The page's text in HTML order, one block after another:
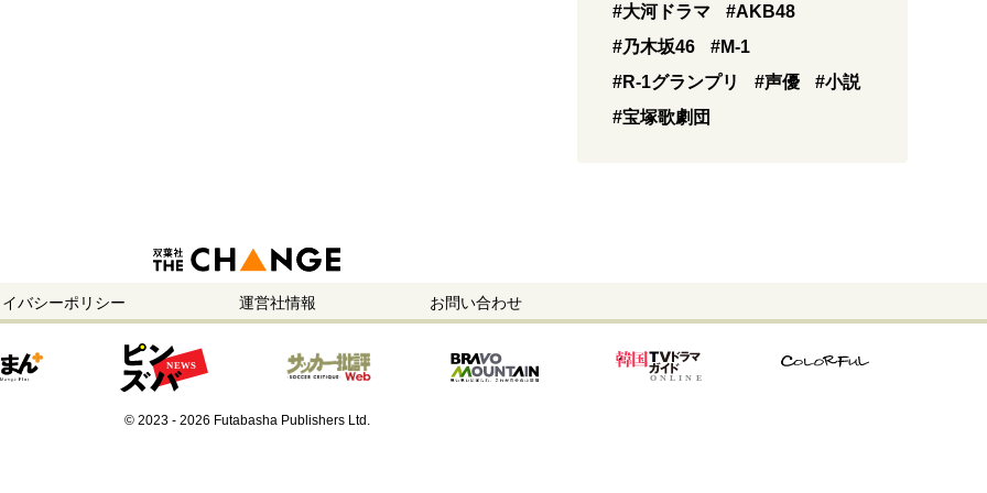
#大河ドラマ
#AKB48
#乃木坂46
#M-1
#R-1グランプリ
#声優
#小説
#宝塚歌劇団
バシーポリシー 運営社情報 お問い合わせ
© 2023 - 2026 Futabasha Publishers Ltd.